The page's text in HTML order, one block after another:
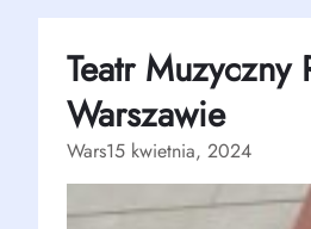
Teatr Muzyczny
Warszawie
Wars15 kwietnia, 2024